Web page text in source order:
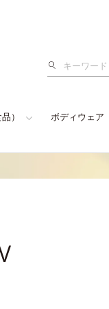
検
） ボディウェア